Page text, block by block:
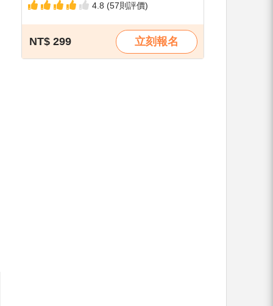
4.8 (57則評價)
NT$ 299 立刻報名